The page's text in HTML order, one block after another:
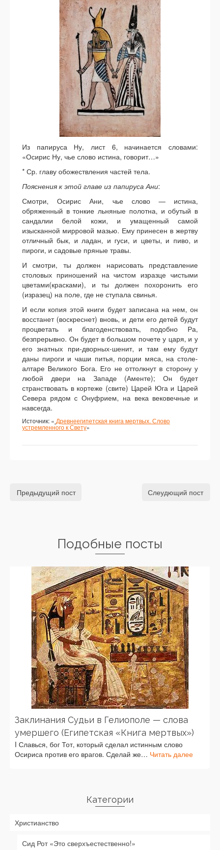
Из папируса Ну, лист 6, начинается словами:
«Осирис Ну, чье слово истина, говорит…»
* Ср. главу обожествления частей тела.
Пояснения к этой главе из папируса Ани:
Смотри, Осирис Ани, чье слово — истина,
обряженный в тонкие льняные полотна, и обутый в
сандалии белой кожи, и умащенный самой
изысканной мирровой мазью. Ему принесен в жертву
отличный бык, и ладан, и гуси, и цветы, и пиво, и
пироги, и садовые пряные травы.
И смотри, ты должен нарисовать представление
столовых приношений на чистом изразце чистыми
цветами(красками), и ты должен похоронить его
(изразец) на поле, где не ступала свинья.
И если копия этой книги будет записана на нем, он
восстанет (воскреснет) вновь, и дети его детей будут
процветать и благоденствовать, подобно Ра,
безпрерывно. Он будет в большом почете у царя, и у
его знатных при-дворных-шенит, и там ему будут
даны пироги и чаши питья, порции мяса, на столе-
алтаре Великого Бога. Его не оттолкнут в сторону у
любой двери на Западе (Аменте); Он будет
странствовать в кортеже (свите) Царей Юга и Царей
Севера рядом с Онуфрием, на века вековечные и
навсегда.
Источник: « Древнеегипетская книга мертвых. Слово
устремленного к Свету»
Предыдущий пост Слеудющий пост
Подобные посты
Заклинания Судьи в Гелиополе — слова
умершего (Египетская «Книга мертвых»)
I Славься, бог Тот, который сделал истинным слово
Осириса против его врагов. Сделай же… Читать далее
Категории
Христианство
Сид Рот «Это сверхъестественно!»